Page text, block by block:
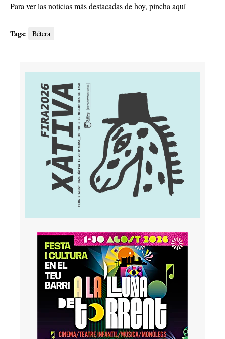
Para ver las noticias más destacadas de hoy, pincha aquí
Tags: Bétera